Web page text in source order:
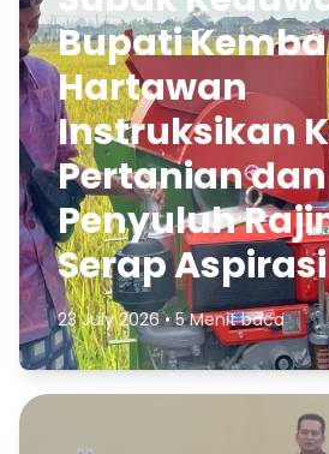
Bupati
Hartawan
Instruksikan
Pertanian dan
Penyuluh
Serap
23 July 2026 • 5 Menit baca